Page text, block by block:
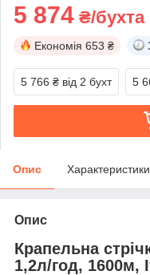
5 874 ₴/бухта
Економія 653 ₴
5 766 ₴ від 2 бухт 5
Опис Характеристики
Опис
Крапельна
1,2л/год, 1600м,